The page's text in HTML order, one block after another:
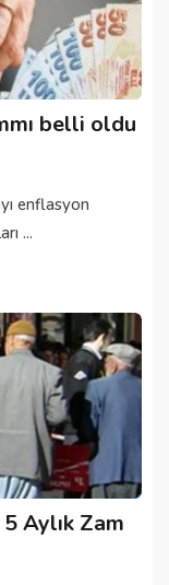
belli oldu
enflasyon
...
Aylık Zam